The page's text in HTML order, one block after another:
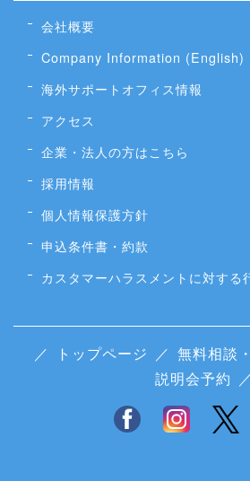
会社概要
Company Information (English)
海外サポートオフィス情報
アクセス
企業・法人の方はこちら
採用情報
個人情報保護方針
申込条件書・約款
カスタマーハラスメントに対する
／ トップページ ／ 無料相談
説明会予約 ／